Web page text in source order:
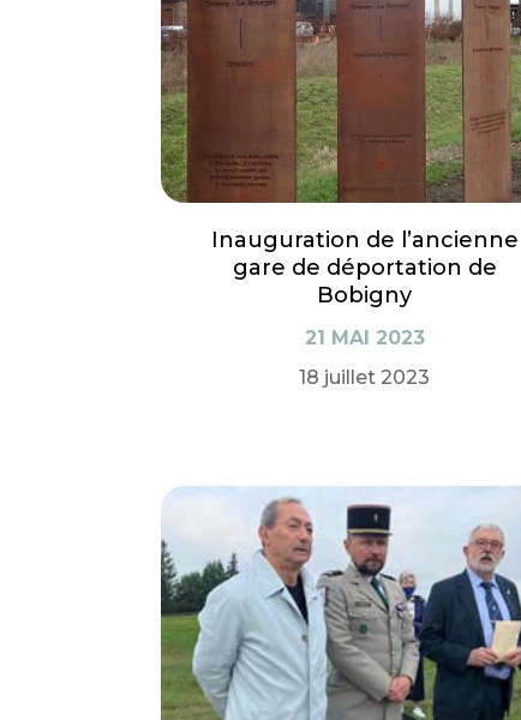
Inauguration de l’ancienne
gare de déportation de
Bobigny
21 MAI 2023
18 juillet 2023